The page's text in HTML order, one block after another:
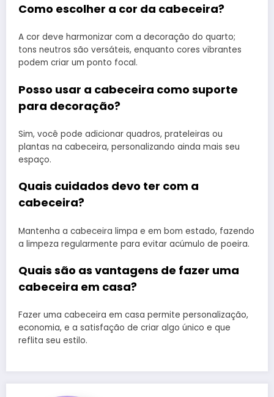
Como escolher a cor da cabeceira?
A cor deve harmonizar com a decoração do quarto;
tons neutros são versáteis, enquanto cores vibrantes
podem criar um ponto focal.
Posso usar a cabeceira como suporte
para decoração?
Sim, você pode adicionar quadros, prateleiras ou
plantas na cabeceira, personalizando ainda mais seu
espaço.
Quais cuidados devo ter com a
cabeceira?
Mantenha a cabeceira limpa e em bom estado, fazendo
a limpeza regularmente para evitar acúmulo de poeira.
Quais são as vantagens de fazer uma
cabeceira em casa?
Fazer uma cabeceira em casa permite personalização,
economia, e a satisfação de criar algo único e que
reflita seu estilo.